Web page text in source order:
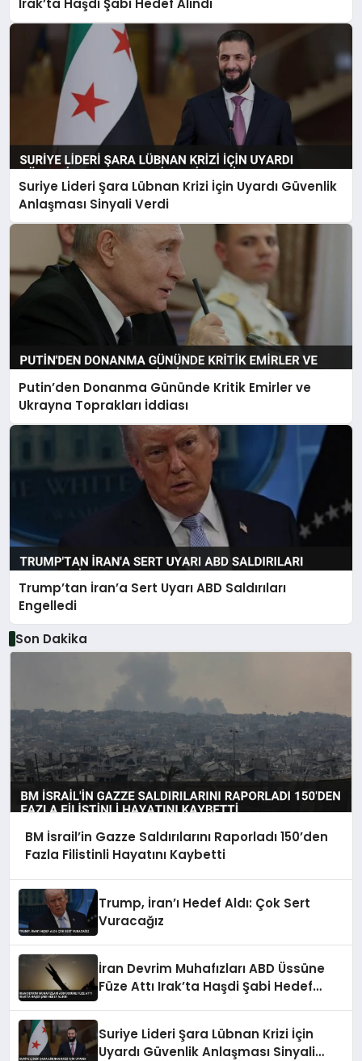
Suriye Lideri Şara Lübnan Krizi İçin Uyardı Güvenlik
Anlaşması Sinyali Verdi
Putin’den Donanma Gününde Kritik Emirler ve
Ukrayna Toprakları İddiası
Trump’tan İran’a Sert Uyarı ABD Saldırıları
Engelledi
Son Dakika
BM İsrail’in Gazze Saldırılarını Raporladı 150’den
Fazla Filistinli Hayatını Kaybetti
Trump, İran’ı Hedef Aldı: Çok Sert
Vuracağız
İran Devrim Muhafızları ABD Üssüne
Füze Attı Irak’ta Haşdi Şabi Hedef
Suriye Lideri Şara Lübnan Krizi İçin
Uyardı Güvenlik Anlaşması Sinyali